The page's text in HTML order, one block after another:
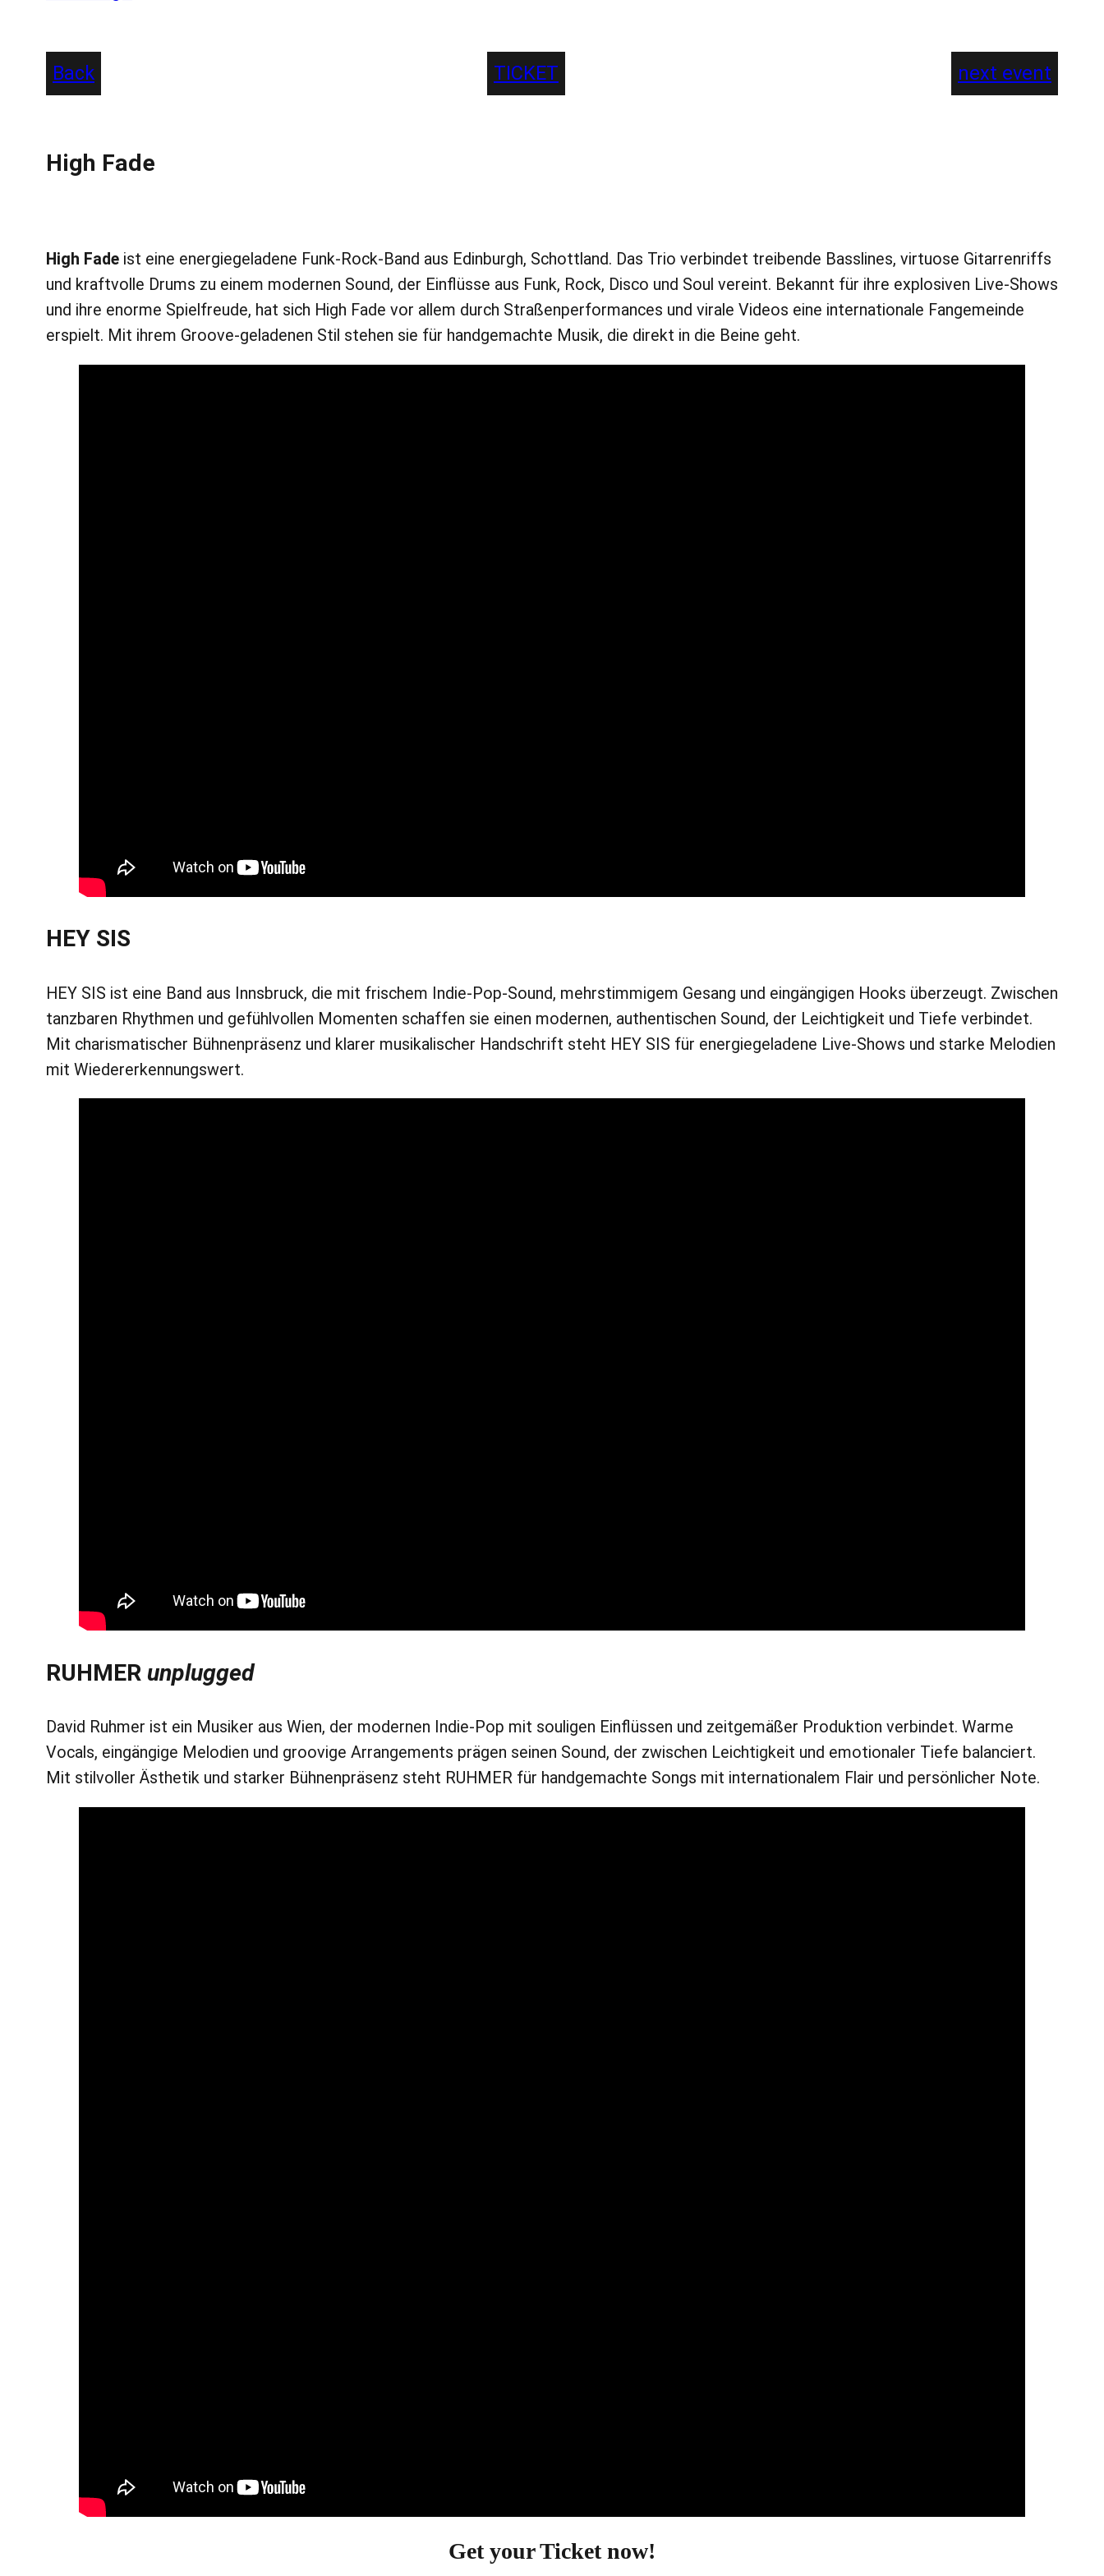
Back TICKET next event
High Fade
High Fade ist eine energiegeladene Funk-Rock-Band aus Edinburgh, Schottland. Das Trio verbindet treibende Basslines, virtuose Gitarrenriffs
und kraftvolle Drums zu einem modernen Sound, der Einflüsse aus Funk, Rock, Disco und Soul vereint. Bekannt für ihre explosiven Live-Shows
und ihre enorme Spielfreude, hat sich High Fade vor allem durch Straßenperformances und virale Videos eine internationale Fangemeinde
erspielt. Mit ihrem Groove-geladenen Stil stehen sie für handgemachte Musik, die direkt in die Beine geht.
HEY SIS
HEY SIS ist eine Band aus Innsbruck, die mit frischem Indie-Pop-Sound, mehrstimmigem Gesang und eingängigen Hooks überzeugt. Zwischen
tanzbaren Rhythmen und gefühlvollen Momenten schaffen sie einen modernen, authentischen Sound, der Leichtigkeit und Tiefe verbindet.
Mit charismatischer Bühnenpräsenz und klarer musikalischer Handschrift steht HEY SIS für energiegeladene Live-Shows und starke Melodien
mit Wiedererkennungswert.
RUHMER unplugged
David Ruhmer ist ein Musiker aus Wien, der modernen Indie-Pop mit souligen Einflüssen und zeitgemäßer Produktion verbindet. Warme
Vocals, eingängige Melodien und groovige Arrangements prägen seinen Sound, der zwischen Leichtigkeit und emotionaler Tiefe balanciert.
Mit stilvoller Ästhetik und starker Bühnenpräsenz steht RUHMER für handgemachte Songs mit internationalem Flair und persönlicher Note.
Get your Ticketnow!